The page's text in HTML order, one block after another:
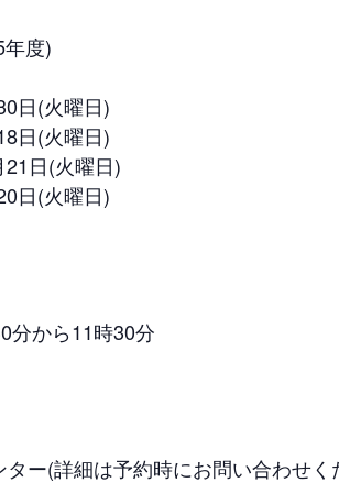
度)
日(火曜日)
日(火曜日)
日(火曜日)
日(火曜日)
分から11時30分
ター(詳細は予約時にお問い合わせく